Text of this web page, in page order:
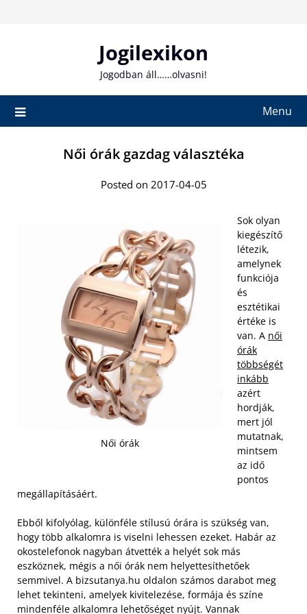
Jogilexikon
Jogodban áll……olvasni!
Menu
Női órák gazdag választéka
Posted on 2017-04-05
Női órák
Sok olyan
kiegészítő
létezik,
amelynek
funkciója
és
esztétikai
értéke is
van. A női
órák
többségét
inkább
azért
hordják,
mert jól
mutatnak,
mintsem
az idő
pontos
megállapításáért.
Ebből kifolyólag, különféle stílusú órára is szükség van,
hogy több alkalomra is viselni lehessen ezeket. Habár az
okostelefonok nagyban átvették a helyét sok más
eszköznek, mégis a női órák nem helyettesíthetőek
semmivel. A bizsutanya.hu oldalon számos darabot meg
lehet tekinteni, amelyek kivitelezése, formája és színe
mindenféle alkalomra lehetőséget nyújt. Vannak